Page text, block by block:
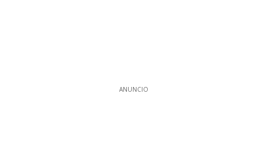
ANUNCIO